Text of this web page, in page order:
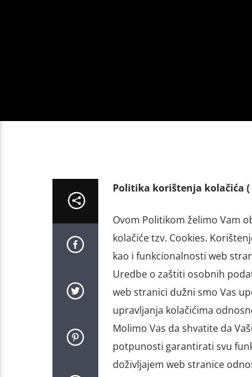
Politika korištenja kolačića (
Ovom Politikom želimo Vam
kolačiće tzv. Cookies.
kao i funkcionalnosti web
Uredbe o zaštiti osobnih
web stranici dužni smo Vas
upravljanja kolačićima
Molimo Vas da shvatite da
potpunosti garantirati svu
doživljajem web stranice